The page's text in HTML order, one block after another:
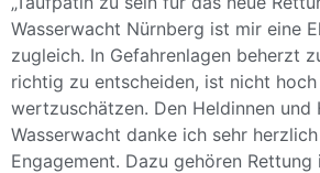
Wasserwacht Nürnberg ist mir eine
zugleich. In Gefahrenlagen beherzt
richtig zu entscheiden, ist nicht hoch
wertzuschätzen. Den Heldinnen und
Wasserwacht danke ich sehr
Engagement. Dazu gehören